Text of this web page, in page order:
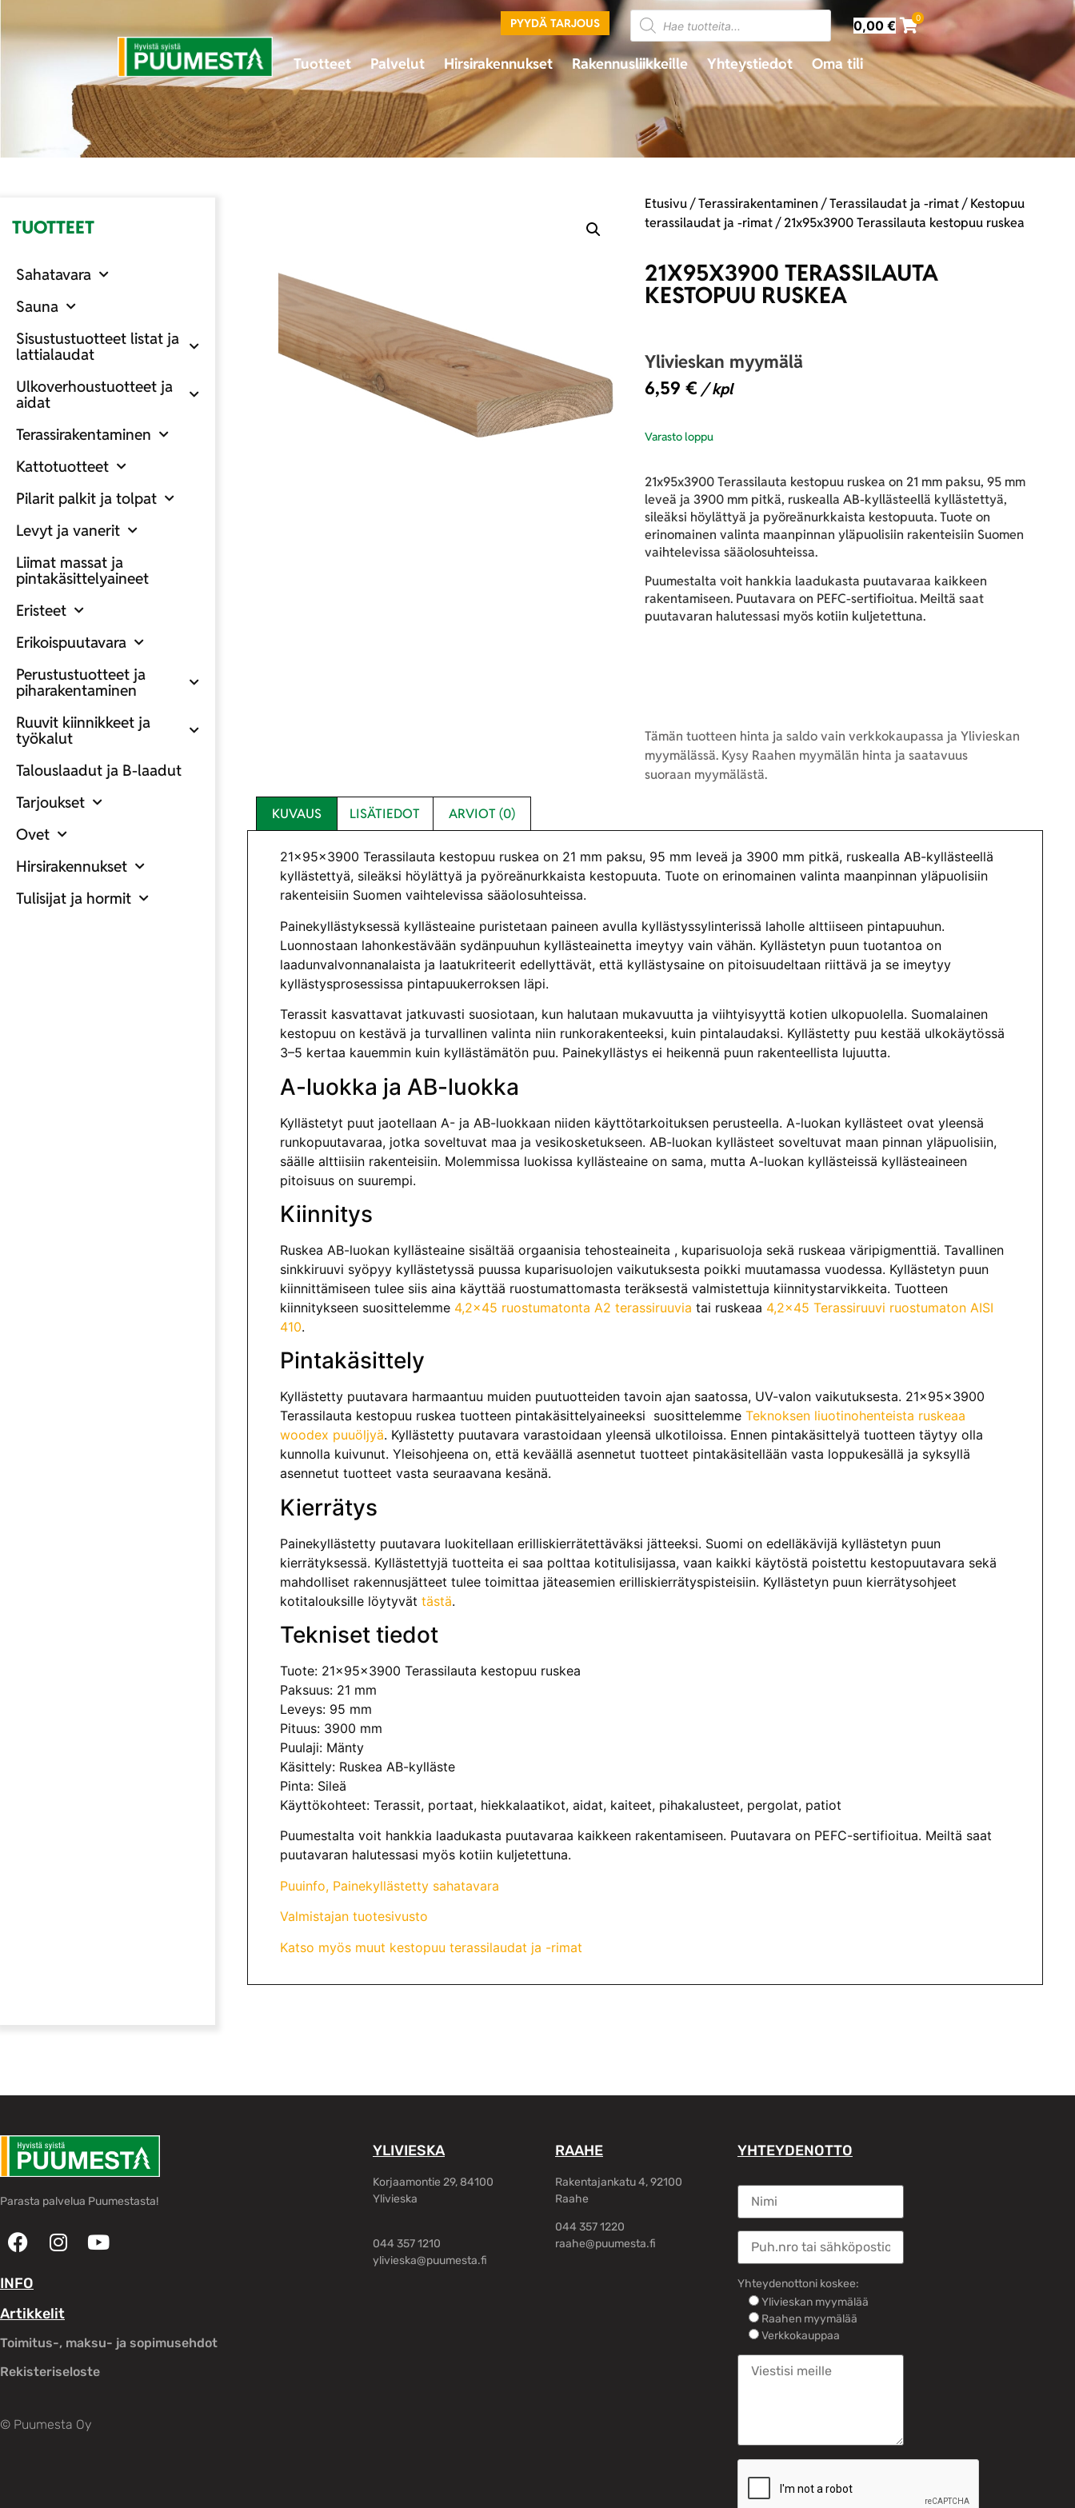
PYYDÄ TARJOUS 0,00€ 0
Tuotteet Palvelut Hirsirakennukset Rakennusliikkeille Yhteystiedot Oma tili
TUOTTEET
Sahatavara
Sauna
Sisustustuotteet listat ja
lattialaudat
Ulkoverhoustuotteet ja
aidat
Terassirakentaminen
Kattotuotteet
Pilarit palkit ja tolpat
Levyt ja vanerit
Liimat massat ja
pintakäsittelyaineet
Eristeet
Erikoispuutavara
Perustustuotteet ja
piharakentaminen
Ruuvit kiinnikkeet ja
työkalut
Talouslaadut ja B-laadut
Tarjoukset
Ovet
Hirsirakennukset
Tulisijat ja hormit
Etusivu/Terassirakentaminen /Terassilaudat ja -rimat/Kestopuu
terassilaudat ja -rimat/ 21x95x3900 Terassilauta kestopuu ruskea
21X95X3900 TERASSILAUTA
KESTOPUU RUSKEA
Ylivieskan myymälä
6,59€ / kpl
Varasto loppu
21x95x3900 Terassilauta kestopuu ruskea on 21 mm paksu, 95 mm
leveä ja 3900 mm pitkä, ruskealla AB-kyllästeellä kyllästettyä,
sileäksi höylättyä ja pyöreänurkkaista kestopuuta. Tuote on
erinomainen valinta maanpinnan yläpuolisiin rakenteisiin Suomen
vaihtelevissa sääolosuhteissa.
Puumestalta voit hankkia laadukasta puutavaraa kaikkeen
rakentamiseen. Puutavara on PEFC-sertifioitua. Meiltä saat
puutavaran halutessasi myös kotiin kuljetettuna.
Tämän tuotteen hinta ja saldo vain verkkokaupassa ja Ylivieskan
myymälässä. Kysy Raahen myymälän hinta ja saatavuus
suoraan myymälästä.
KUVAUS LISÄTIEDOT ARVIOT (0)
21x95x3900 Terassilauta kestopuu ruskea on 21 mm paksu, 95 mm leveä ja 3900 mm pitkä, ruskealla AB-kyllästeellä
kyllästettyä, sileäksi höylättyä ja pyöreänurkkaista kestopuuta. Tuote on erinomainen valinta maanpinnan yläpuolisiin
rakenteisiin Suomen vaihtelevissa sääolosuhteissa.
Painekyllästyksessä kyllästeaine puristetaan paineen avulla kyllästyssylinterissä laholle alttiiseen pintapuuhun.
Luonnostaan lahonkestävään sydänpuuhun kyllästeainetta imeytyy vain vähän. Kyllästetyn puun tuotantoa on
laadunvalvonnanalaista ja laatukriteerit edellyttävät, että kyllästysaine on pitoisuudeltaan riittävä ja se imeytyy
kyllästysprosessissa pintapuukerroksen läpi.
Terassit kasvattavat jatkuvasti suosiotaan, kun halutaan mukavuutta ja viihtyisyyttä kotien ulkopuolella. Suomalainen
kestopuu on kestävä ja turvallinen valinta niin runkorakenteeksi, kuin pintalaudaksi. Kyllästetty puu kestää ulkokäytössä
3–5 kertaa kauemmin kuin kyllästämätön puu. Painekyllästys ei heikennä puun rakenteellista lujuutta.
A-luokka ja AB-luokka
Kyllästetyt puut jaotellaan A- ja AB-luokkaan niiden käyttötarkoituksen perusteella. A-luokan kyllästeet ovat yleensä
runkopuutavaraa, jotka soveltuvat maa ja vesikosketukseen. AB-luokan kyllästeet soveltuvat maan pinnan yläpuolisiin,
säälle alttiisiin rakenteisiin. Molemmissa luokissa kyllästeaine on sama, mutta A-luokan kyllästeissä kyllästeaineen
pitoisuus on suurempi.
Kiinnitys
Ruskea AB-luokan kyllästeaine sisältää orgaanisia tehosteaineita , kuparisuoloja sekä ruskeaa väripigmenttiä. Tavallinen
sinkkiruuvi syöpyy kyllästetyssä puussa kuparisuolojen vaikutuksesta poikki muutamassa vuodessa. Kyllästetyn puun
kiinnittämiseen tulee siis aina käyttää ruostumattomasta teräksestä valmistettuja kiinnitystarvikkeita. Tuotteen
kiinnitykseen suosittelemme 4,2×45 ruostumatonta A2 terassiruuvia tai ruskeaa 4,2×45 Terassiruuvi ruostumaton AISI
410.
Pintakäsittely
Kyllästetty puutavara harmaantuu muiden puutuotteiden tavoin ajan saatossa, UV-valon vaikutuksesta. 21x95x3900
Terassilauta kestopuu ruskea tuotteen pintakäsittelyaineeksi suosittelemme Teknoksen liuotinohenteista ruskeaa
woodex puuöljyä. Kyllästetty puutavara varastoidaan yleensä ulkotiloissa. Ennen pintakäsittelyä tuotteen täytyy olla
kunnolla kuivunut. Yleisohjeena on, että keväällä asennetut tuotteet pintakäsitellään vasta loppukesällä ja syksyllä
asennetut tuotteet vasta seuraavana kesänä.
Kierrätys
Painekyllästetty puutavara luokitellaan erilliskierrätettäväksi jät­teeksi. Suomi on edelläkävijä kyllästetyn puun
kierrätyksessä. Kyllästettyjä tuotteita ei saa polttaa kotitulisijassa, vaan kaikki käytöstä poistettu kestopuutavara sekä
mah­dolliset rakennusjätteet tulee toimittaa jäteasemien erilliskierrätyspisteisiin. Kyllästetyn puun kierrätysohjeet
kotitalouksille löytyvät tästä.
Tekniset tiedot
Tuote: 21x95x3900 Terassilauta kestopuu ruskea
Paksuus: 21 mm
Leveys: 95 mm
Pituus: 3900 mm
Puulaji: Mänty
Käsittely: Ruskea AB-kylläste
Pinta: Sileä
Käyttökohteet: Terassit, portaat, hiekkalaatikot, aidat, kaiteet, pihakalusteet, pergolat, patiot
Puumestalta voit hankkia laadukasta puutavaraa kaikkeen rakentamiseen. Puutavara on PEFC-sertifioitua. Meiltä saat
puutavaran halutessasi myös kotiin kuljetettuna.
Puuinfo, Painekyllästetty sahatavara
Valmistajan tuotesivusto
Katso myös muut kestopuu terassilaudat ja -rimat
Parasta palvelua Puumestasta!
INFO
Artikkelit
Toimitus-, maksu- ja sopimusehdot
Rekisteriseloste
© Puumesta Oy
YLIVIESKA
Korjaamontie 29, 84100
Ylivieska
044 357 1210
ylivieska@puumesta.fi
RAAHE
Rakentajankatu 4, 92100
Raahe
044 357 1220
raahe@puumesta.fi
YHTEYDENOTTO
Yhteydenottoni koskee:
Ylivieskan myymälää
Raahen myymälää
Verkkokauppaa